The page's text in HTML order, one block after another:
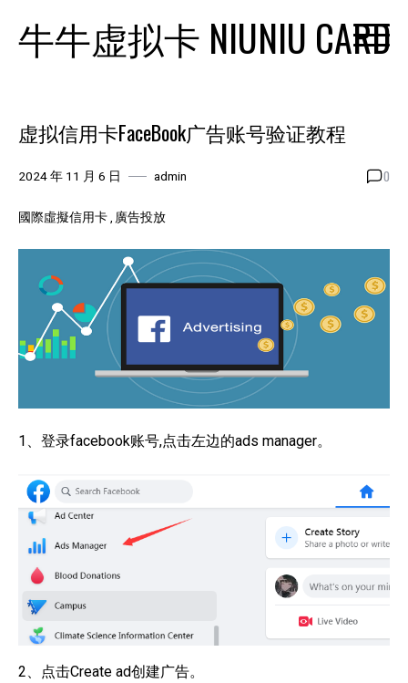
content牛牛虚拟卡 NIUNIU CARD
虚拟信用卡FaceBook广告账号验证教程
2024 年 11 月 6 日 admin 0
國際虛擬信用卡 廣告投放
1、登录facebook账号,点击左边的ads manager。
2、点击Create ad创建广告。